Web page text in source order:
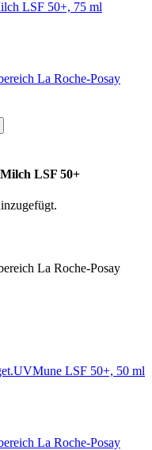
LSF 50+, 75 ml
La Roche-Posay
LSF 50+
La Roche-Posay
LSF 50+, 50 ml
La Roche-Posay